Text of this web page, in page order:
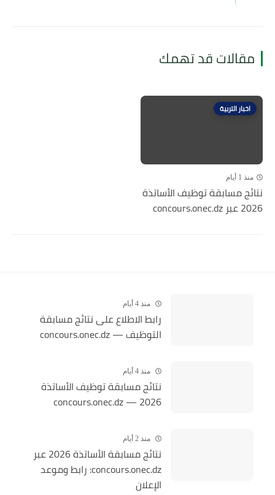
مقالات قد تهمك
اخبار التربية
منذ 1 أيام
نتائج مسابقة توظيف الأساتذة
2026 عبر concours.onec.dz
منذ 4 أيام
رابط الاطلاع على نتائج مسابقة
التوظيف — concours.onec.dz
منذ 4 أيام
نتائج مسابقة توظيف الأساتذة
2026 — concours.onec.dz
منذ 2 أيام
نتائج مسابقة الأساتذة 2026 عبر
concours.onec.dz: رابط وموعد
الإعلان